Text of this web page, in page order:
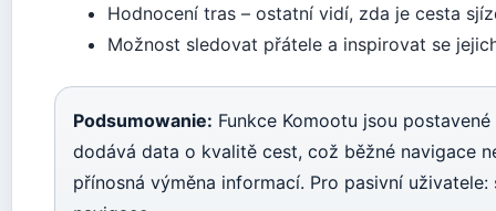
Hodnocení tras – ostatní vidí, zda je cesta
Možnost sledovat přátele a inspirovat se
Podsumowanie: Funkce Komootu jsou
dodává data o kvalitě cest, což běžné navigace
přínosná výměna informací. Pro pasivní